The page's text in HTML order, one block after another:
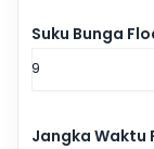
Suku Bunga
Jangka Waktu